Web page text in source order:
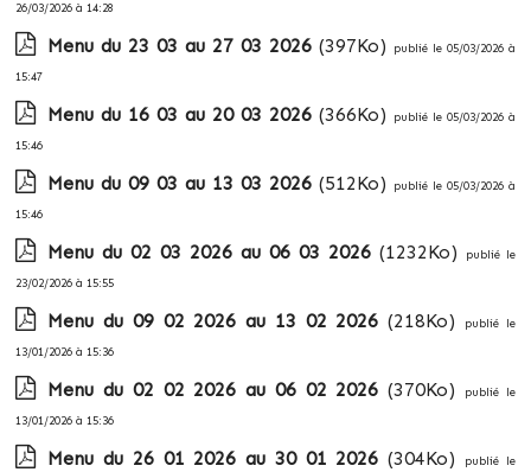
26/03/2026 à 14:28
Menu du 23 03 au 27 03 2026(397Ko)
publié le 05/03/2026 à
15:47
Menu du 16 03 au 20 03 2026(366Ko)
publié le 05/03/2026 à
15:46
Menu du 09 03 au 13 03 2026(512Ko)
publié le 05/03/2026 à
15:46
Menu du 02 03 2026 au 06 03 2026(1232Ko)
publié le
23/02/2026 à 15:55
Menu du 09 02 2026 au 13 02 2026 (218Ko)
publié le
13/01/2026 à 15:36
Menu du 02 02 2026 au 06 02 2026 (370Ko)
publié le
13/01/2026 à 15:36
Menu du 26 01 2026 au 30 01 2026 (304Ko)
publié le